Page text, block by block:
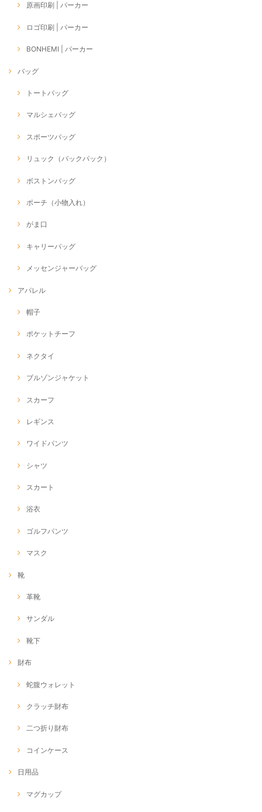
原画印刷 | パーカー
ロゴ印刷 | パーカー
BONHEMI | パーカー
バッグ
トートバッグ
マルシェバッグ
スポーツバッグ
リュック（バックパック）
ボストンバッグ
ポーチ（小物入れ）
がま口
キャリーバッグ
メッセンジャーバッグ
アパレル
帽子
ポケットチーフ
ネクタイ
ブルゾンジャケット
スカーフ
レギンス
ワイドパンツ
シャツ
スカート
浴衣
ゴルフパンツ
マスク
靴
革靴
サンダル
靴下
財布
蛇腹ウォレット
クラッチ財布
二つ折り財布
コインケース
日用品
マグカップ